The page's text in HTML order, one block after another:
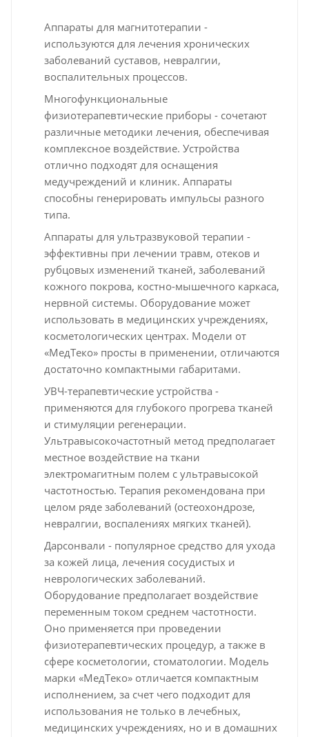
Аппараты для магнитотерапии -
используются для лечения хронических
заболеваний суставов, невралгии,
воспалительных процессов.
Многофункциональные
физиотерапевтические приборы - сочетают
различные методики лечения, обеспечивая
комплексное воздействие. Устройства
отлично подходят для оснащения
медучреждений и клиник. Аппараты
способны генерировать импульсы разного
типа.
Аппараты для ультразвуковой терапии -
эффективны при лечении травм, отеков и
рубцовых изменений тканей, заболеваний
кожного покрова, костно-мышечного каркаса,
нервной системы. Оборудование может
использовать в медицинских учреждениях,
косметологических центрах. Модели от
«МедТеко» просты в применении, отличаются
достаточно компактными габаритами.
УВЧ-терапевтические устройства -
применяются для глубокого прогрева тканей
и стимуляции регенерации.
Ультравысокочастотный метод предполагает
местное воздействие на ткани
электромагитным полем с ультравысокой
частотностью. Терапия рекомендована при
целом ряде заболеваний (остеохондрозе,
невралгии, воспалениях мягких тканей).
Дарсонвали - популярное средство для ухода
за кожей лица, лечения сосудистых и
неврологических заболеваний.
Оборудование предполагает воздействие
переменным током среднем частотности.
Оно применяется при проведении
физиотерапевтических процедур, а также в
сфере косметологии, стоматологии. Модель
марки «МедТеко» отличается компактным
исполнением, за счет чего подходит для
использования не только в лечебных,
медицинских учреждениях, но и в домашних